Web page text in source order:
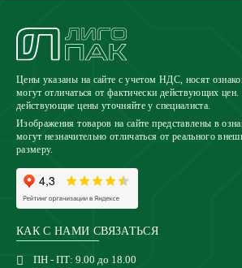
Цены указаны на сайте с учетом НДС, носят
могут отличаться от фактически действующих
действующие цены уточняйте у специалиста.
Изображения товаров на сайте представлены в
могут незначительно отличаться от реального
размеру.
КАК С НАМИ СВЯЗАТЬСЯ
ПН - ПТ: 9.00 до 18.00